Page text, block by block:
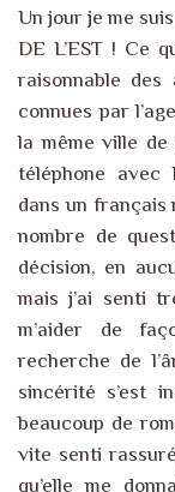
Un jour je me
DE L’EST ! Ce
raisonnable des
connues par
la même ville
téléphone avec
dans un français
nombre de
décision, en
mais j’ai senti
m’aider de
recherche de
sincérité s’est
beaucoup de
vite senti
qu’elle me